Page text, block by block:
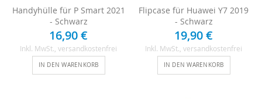
Handyhülle für P Smart 2021
- Schwarz
16,90 €
Inkl. MwSt., versandkostenfrei
IN DEN WARENKORB
Flipcase für Huawei Y7 2019
- Schwarz
19,90 €
Inkl. MwSt., versandkostenfrei
IN DEN WARENKORB